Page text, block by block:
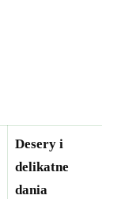
Desery i
delikatne
dania